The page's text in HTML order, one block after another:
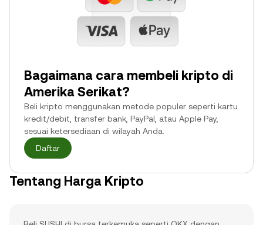
Bagaimana cara membeli kripto di
Amerika Serikat?
Beli kripto menggunakan metode populer seperti kartu
kredit/debit, transfer bank, PayPal, atau Apple Pay,
sesuai ketersediaan di wilayah Anda.
Daftar
Tentang Harga Kripto